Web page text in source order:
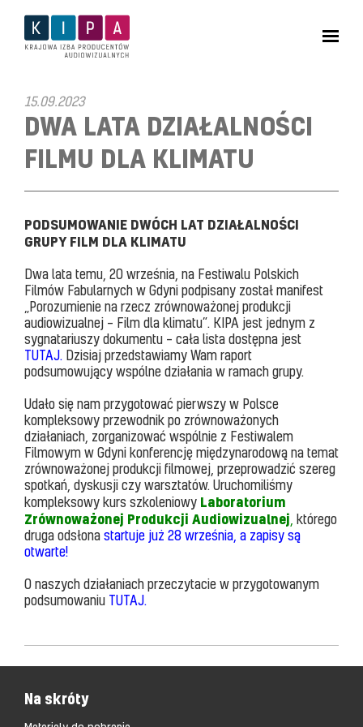
15.09.2023
DWA LATA DZIAŁALNOŚCI
FILMU DLA KLIMATU
PODSUMOWANIE DWÓCH LAT DZIAŁALNOŚCI
GRUPY FILM DLA KLIMATU
Dwa lata temu, 20 września, na Festiwalu Polskich
Filmów Fabularnych w Gdyni podpisany został manifest
„Porozumienie na rzecz zrównoważonej produkcji
audiowizualnej – Film dla klimatu”. KIPA jest jednym z
sygnatariuszy dokumentu – cała lista dostępna jest
TUTAJ. Dzisiaj przedstawiamy Wam raport
podsumowujący wspólne działania w ramach grupy.
Udało się nam przygotować pierwszy w Polsce
kompleksowy przewodnik po zrównoważonych
działaniach, zorganizować wspólnie z Festiwalem
Filmowym w Gdyni konferencję międzynarodową na temat
zrównoważonej produkcji filmowej, przeprowadzić szereg
spotkań, dyskusji czy warsztatów. Uruchomiliśmy
kompleksowy kurs szkoleniowy Laboratorium
Zrównoważonej Produkcji Audiowizualnej którego
druga odsłonastartuje już 28 września, a zapisy są
otwarte!
O naszych działaniach przeczytacie w przygotowanym
podsumowaniu TUTAJ.
Na skróty